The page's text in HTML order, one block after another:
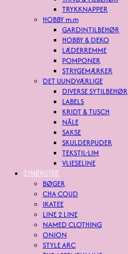
TRYKKNAPPER
HOBBY m.m
GARDINTILBEHØR
HOBBY & DEKO
LÆDERREMME
POMPONER
STRYGEMÆRKER
DET UUNDVÆRLIGE
DIVERSE SYTILBEHØR
LABELS
KRIDT & TUSCH
NÅLE
SAKSE
SKULDERPUDER
TEKSTIL-LIM
VLIESELINE
SYMØNSTRE
BØGER
CHA COUD
IKATEE
LINE 2 LINE
NAMED CLOTHING
ONION
STYLE ARC